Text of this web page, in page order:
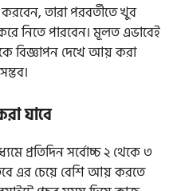
করবেন, তারা পরবর্তীতে খুব
নিতে পারবেন। মূলত এভাবেই
বিজ্ঞাপন দেখে আয় করা
যাবে
প্রতিদিন সর্বোচ্চ ২ থেকে ৩
এর চেয়ে বেশি আয় করতে